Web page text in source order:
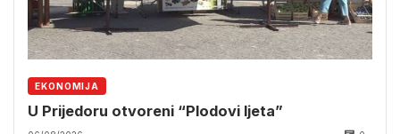
EKONOMIJA
U Prijedoru otvoreni “Plodovi ljeta”